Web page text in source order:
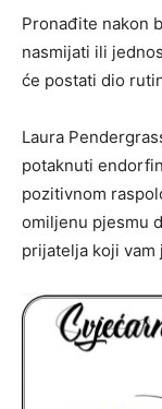
Pronađite nakon
nasmijati ili
će postati dio
Laura
potaknuti
pozitivnom
omiljenu pjesmu
prijatelja koji vam